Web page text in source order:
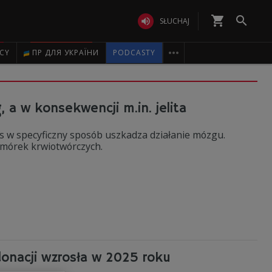
 SŁUCHAJ shopping_cart 
ПР ДЛЯ УКРАЇНИ PODCASTY 
a w konsekwencji m.in. jelita
specyficzny sposób uszkadza działanie mózgu.
krwiotwórczych.
wzrosła w 2025 roku